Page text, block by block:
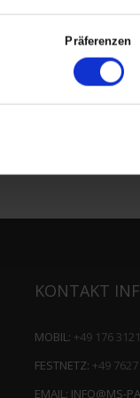
Präferenzen
KONTAKT
MOBIL: +49 176
FESTNETZ: +49
EMAIL: INFO@MS-